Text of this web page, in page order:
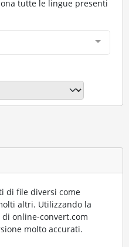
tutte le lingue presenti
di file diversi come
molti altri. Utilizzando la
online-convert.com
molto accurati.